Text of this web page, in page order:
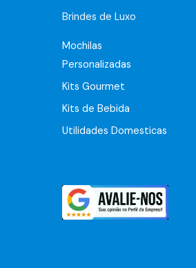
Brindes de Luxo
Mochilas
Personalizadas
Kits Gourmet
Kits de Bebida
Utilidades Domesticas